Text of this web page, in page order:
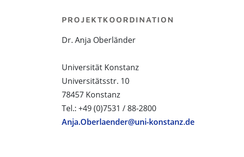
PROJEKTKOORDINATION
Dr. Anja Oberländer
Universität Konstanz
Universitätsstr. 10
78457 Konstanz
Tel.: +49 (0)7531 / 88-2800
Anja.Oberlaender@uni-konstanz.de